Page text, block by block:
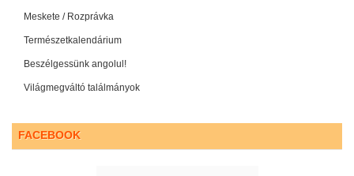
Meskete / Rozprávka
Természetkalendárium
Beszélgessünk angolul!
Világmegváltó találmányok
FACEBOOK